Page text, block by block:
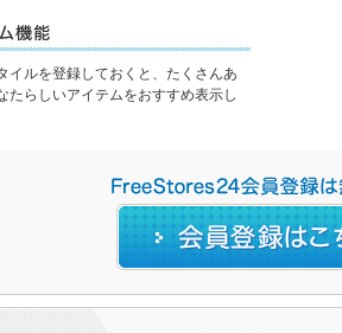
イルを登録しておくと、たくさんあ
たらしいアイテムをおすすめ表示し